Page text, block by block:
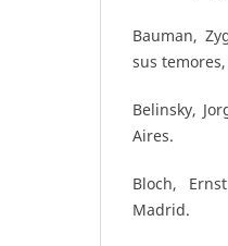
Bauman,
sus
Belinsky,
Aires.
Bloch,
Madrid.